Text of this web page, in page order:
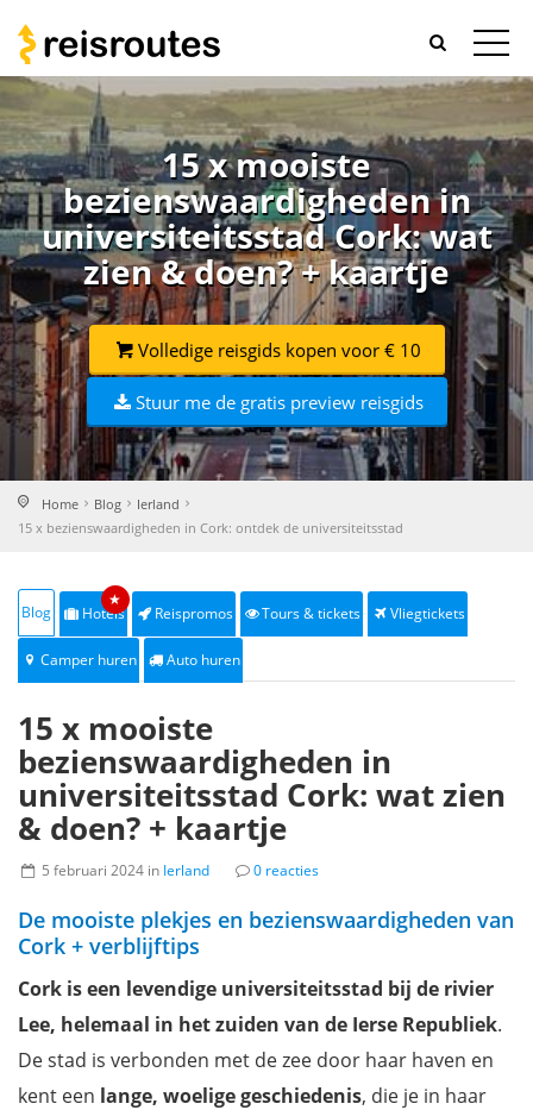
15 x mooiste
bezienswaardigheden in
universiteitsstad Cork: wat
zien & doen? + kaartje
Volledige reisgids kopen voor € 10
Stuur me de gratis preview reisgids
Home Blog
Ierland
15 x bezienswaardigheden in Cork: ontdek de universiteitsstad
Blog Hotels
★
Reispromos Tours & tickets Vliegtickets
Camper huren Auto huren
15 x mooiste
bezienswaardigheden in
universiteitsstad Cork: wat zien
& doen? + kaartje
5 februari 2024 in Ierland 0 reacties
De mooiste plekjes en bezienswaardigheden van
Cork + verblijftips
Cork is een levendige universiteitsstad bij de rivier
Lee, helemaal in het zuiden van de Ierse Republiek.
De stad is verbonden met de zee door haar haven en
kent een lange, woelige geschiedenis, die je in haar